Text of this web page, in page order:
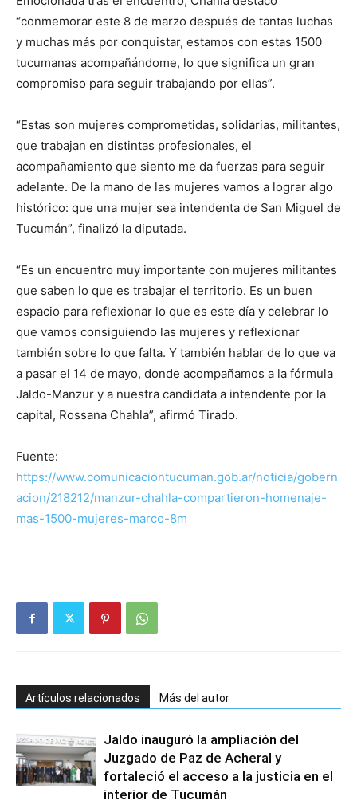
“conmemorar este 8 de marzo después de tantas luchas
y muchas más por conquistar, estamos con estas 1500
tucumanas acompañándome, lo que significa un gran
compromiso para seguir trabajando por ellas”.
“Estas son mujeres comprometidas, solidarias, militantes,
que trabajan en distintas profesionales, el
acompañamiento que siento me da fuerzas para seguir
adelante. De la mano de las mujeres vamos a lograr algo
histórico: que una mujer sea intendenta de San Miguel de
Tucumán”, finalizó la diputada.
“Es un encuentro muy importante con mujeres militantes
que saben lo que es trabajar el territorio. Es un buen
espacio para reflexionar lo que es este día y celebrar lo
que vamos consiguiendo las mujeres y reflexionar
también sobre lo que falta. Y también hablar de lo que va
a pasar el 14 de mayo, donde acompañamos a la fórmula
Jaldo-Manzur y a nuestra candidata a intendente por la
capital, Rossana Chahla”, afirmó Tirado.
Fuente:
https://www.comunicaciontucuman.gob.ar/noticia/gobern
acion/218212/manzur-chahla-compartieron-homenaje-
mas-1500-mujeres-marco-8m
Artículos relacionados Más del autor
Jaldo inauguró la ampliación del
Juzgado de Paz de Acheral y
fortaleció el acceso a la justicia en el
interior de Tucumán